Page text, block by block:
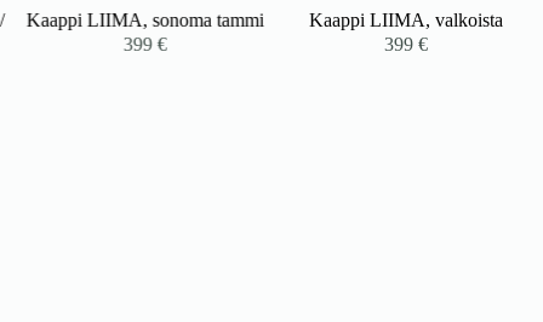
Kaappi LIIMA, sonoma tammi
399€
Kaappi LIIMA, valkoista
399€